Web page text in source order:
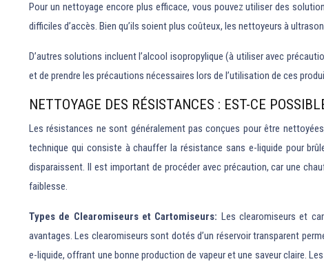
Pour un nettoyage encore plus efficace, vous pouvez utiliser des
difficiles d’accès. Bien qu’ils soient plus coûteux, les nettoyeurs à
D’autres solutions incluent l’alcool isopropylique (à utiliser avec
et de prendre les précautions nécessaires lors de l’utilisation de ces
NETTOYAGE DES RÉSISTANCES : EST-CE
Les résistances ne sont généralement pas conçues pour être
technique qui consiste à chauffer la résistance sans e-liquide pour
disparaissent. Il est important de procéder avec précaution, car une
faiblesse.
Types de Clearomiseurs et Cartomiseurs: Les clearomiseurs et
avantages. Les clearomiseurs sont dotés d’un réservoir transparent
e-liquide, offrant une bonne production de vapeur et une saveur claire.